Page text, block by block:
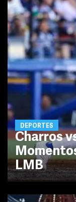
DEPORTES
Charros
LMB